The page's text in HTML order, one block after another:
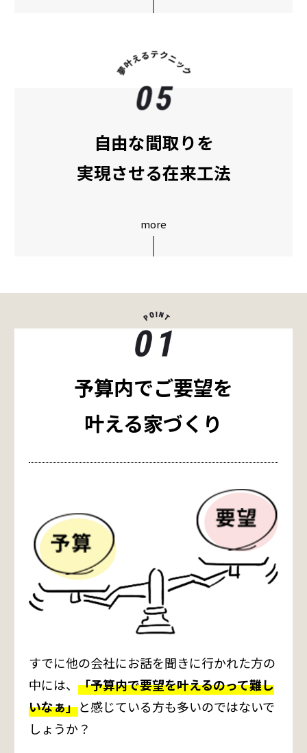
自由な間取りを
実現させる在来工法
more
予算内でご要望を
叶える家づくり
すでに他の会社にお話を聞きに行かれた方の
中には、 「予算内で要望を叶えるのって難し
いなぁ」と感じている方も多いのではないで
しょうか？